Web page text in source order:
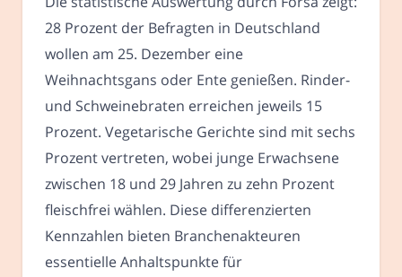
28 Prozent der Befragten in Deutschland
wollen am 25. Dezember eine
Weihnachtsgans oder Ente genießen. Rinder-
und Schweinebraten erreichen jeweils 15
Prozent. Vegetarische Gerichte sind mit sechs
Prozent vertreten, wobei junge Erwachsene
zwischen 18 und 29 Jahren zu zehn Prozent
fleischfrei wählen. Diese differenzierten
Kennzahlen bieten Branchenakteuren
essentielle Anhaltspunkte für